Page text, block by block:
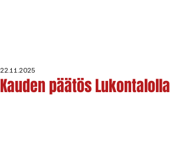
Kauden päätös Lukontalolla
22.11.2025